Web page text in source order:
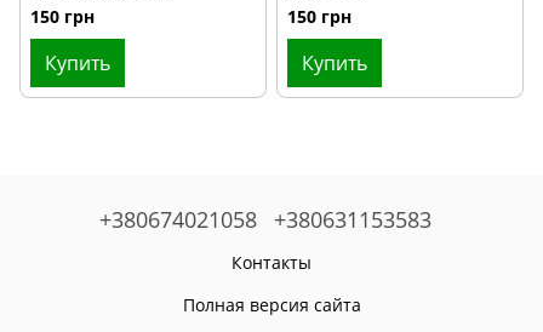
150 грн
Купить
150 грн
Купить
+380674021058 +380631153583
Контакты
Полная версия сайта